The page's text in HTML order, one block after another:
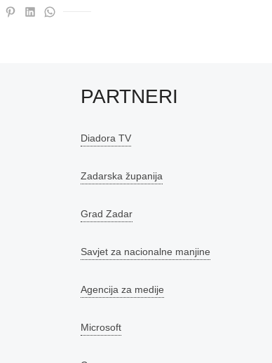
PARTNERI
Diadora TV
Zadarska županija
Grad Zadar
Savjet za nacionalne manjine
Agencija za medije
Microsoft